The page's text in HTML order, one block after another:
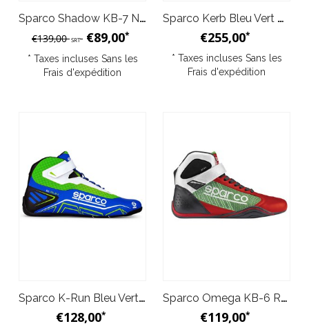
Sparco Shadow KB-7 Noir Vert
€139,00SRT €89,00*
* Taxes incluses Sans les
Frais d'expédition
Sparco Kerb Bleu Vert Blanc
€255,00*
* Taxes incluses Sans les
Frais d'expédition
Sparco K-Run Bleu Vert fluo
€128,00*
Sparco Omega KB-6 Rouge Vert
€119,00*